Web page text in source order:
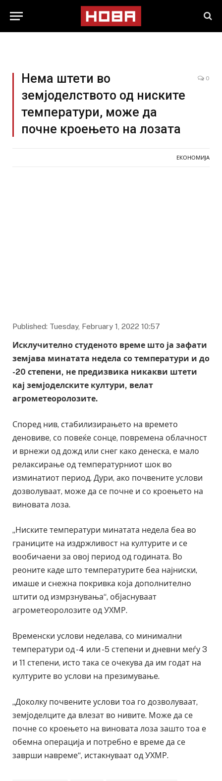
Нема штети во
земјоделството од ниските
температури, може да
почне кроењето на лозата
0
ЕКОНОМИЈА
Published: Tuesday, February 1, 2022 10:57
Исклучително студеното време што ја зафати
земјава минатата недела со температури и до
-20 степени, не предизвика никакви штети
кај земјоделските култури, велат
агрометеоролозите.
Според нив, стабилизирањето на времето
деновиве, со повеќе сонце, повремена облачност
и врнежи од дожд или снег како денеска, е мало
релаксирање од температурниот шок во
изминатиот период. Дури, ако почвените услови
дозволуваат, може да се почне и со кроењето на
виновата лоза.
„Ниските температури минатата недела беа во
границите на издржливост на културите и се
вообичаени за овој период од годината. Во
реоните каде што температурите беа најниски,
имаше и снежна покривка која дополнително
штити од измрзнувања“, објаснуваат
агрометеоролозите од УХМР.
Временски услови неделава, со минимални
температури од -4 или -5 степени и дневни меѓу 3
и 11 степени, исто така се очекува да им годат на
културите во услови на презимување.
„Доколку почвените услови тоа го дозволуваат,
земјоделците да влезат во нивите. Може да се
почне со кроењето на виновата лоза зашто тоа е
обемна операција и потребно е време да се
заврши навреме“, истакнуваат од УХМР.